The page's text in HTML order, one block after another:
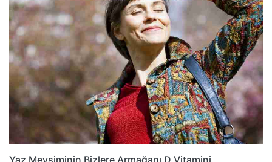
Yaz Mevsiminin Bizlere Armağanı D Vitamini